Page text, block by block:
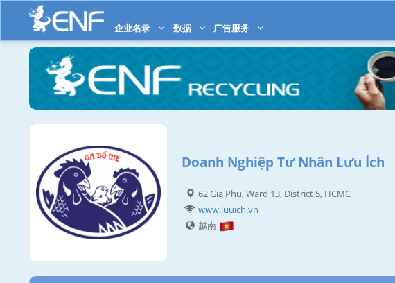
企业名录 数据 广告服务
Doanh Nghiệp Tư Nhân Lưu Ích
62 Gia Phu, Ward 13, District 5, HCMC
www.luuich.vn
越南